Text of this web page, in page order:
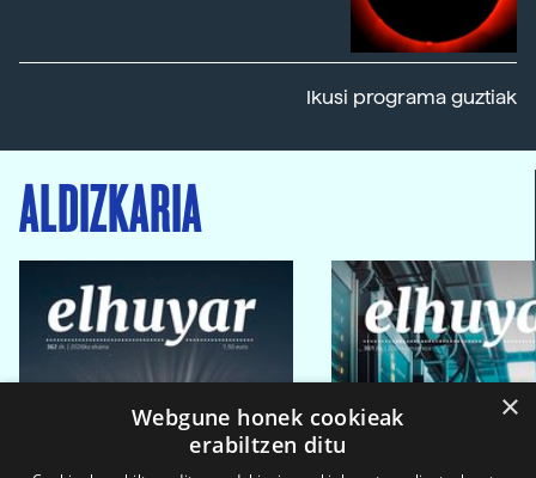
Ikusi programa guztiak
ALDIZKARIA
×
Webgune honek cookieak
erabiltzen ditu